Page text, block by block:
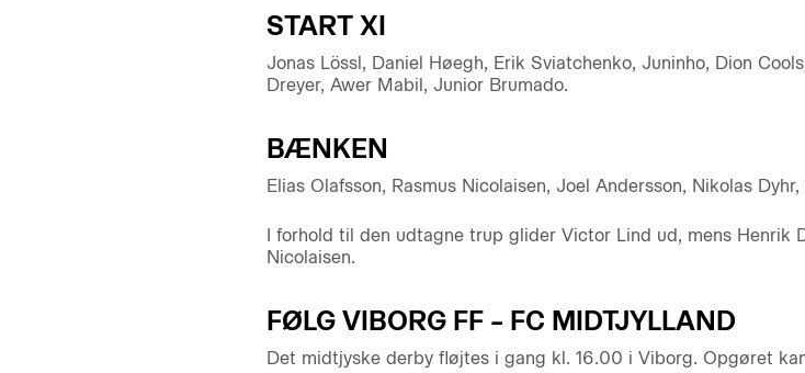
START XI
Jonas Lössl, Daniel Høegh, Erik Sviatchenko, Juninho, Dion
Dreyer, Awer Mabil, Junior Brumado.
BÆNKEN
Elias Olafsson, Rasmus Nicolaisen, Joel Andersson, Nikolas
I forhold til den udtagne trup glider Victor Lind ud, mens Henrik
Nicolaisen.
FØLG VIBORG FF – FC MIDTJYLLAND
Det midtjyske derby fløjtes i gang kl. 16.00 i Viborg. Opgøret